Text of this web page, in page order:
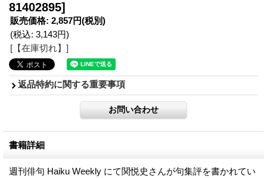
81402895]
販売価格: 2,857円(税別)
(税込: 3,143円)
[【在庫切れ】]
返品特約に関する重要事項
書籍詳細
週刊俳句 Haiku Weekly にて関悦史さんが句集評を書かれてい